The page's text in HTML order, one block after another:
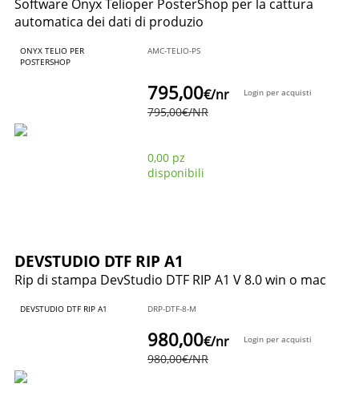
Software Onyx Telioper PosterShop per la cattura
automatica dei dati di produzio
ONYX TELIO PER
POSTERSHOP
AMC-TELIO-PS
795,00€/NR
795,00€/nr
0,00 pz
disponibili
Login per acquisti
DEVSTUDIO DTF RIP A1
Rip di stampa DevStudio DTF RIP A1 V 8.0 win o mac
DEVSTUDIO DTF RIP A1 DRP-DTF-8-M
980,00€/NR
980,00€/nr Login per acquisti